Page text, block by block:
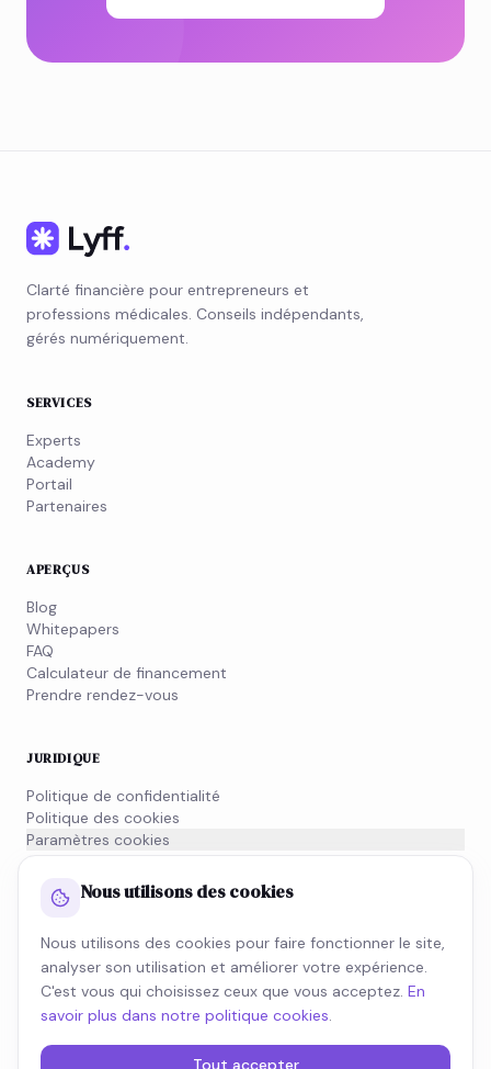
Clarté financière pour entrepreneurs et
professions médicales. Conseils indépendants,
gérés numériquement.
SERVICES
Experts
Academy
Portail
Partenaires
APERÇUS
Blog
Whitepapers
FAQ
Calculateur de financement
Prendre rendez-vous
JURIDIQUE
Politique de confidentialité
Politique des cookies
Paramètres cookies
Informations MiFID
NEWSLETTER
Inscrivez-vous à notre newsletter et restez informé de
l'actualité fiscale.
Nous utilisons des cookies
Nous utilisons des cookies pour faire fonctionner le site,
analyser son utilisation et améliorer votre expérience.
C'est vous qui choisissez ceux que vous acceptez. En
savoir plus dans notre politique cookies.
Tout accepter